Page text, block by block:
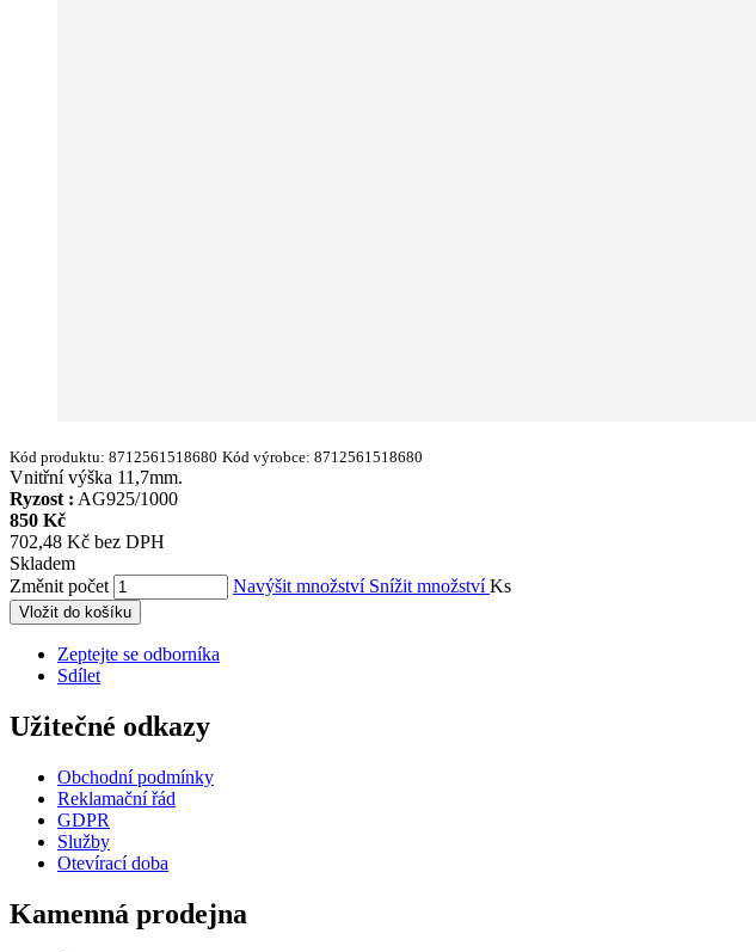
Kód produktu: 8712561518680 Kód výrobce: 8712561518680
Vnitřní výška 11,7mm.
Ryzost : AG925/1000
850 Kč
702,48 Kč bez DPH
Skladem
Změnit počet
Navýšit množství Snížit množstvíKs
Vložit do košíku
Zeptejte se odborníka
Sdílet
Užitečné odkazy
Obchodní podmínky
Reklamační řád
GDPR
Služby
Otevírací doba
Kamenná prodejna